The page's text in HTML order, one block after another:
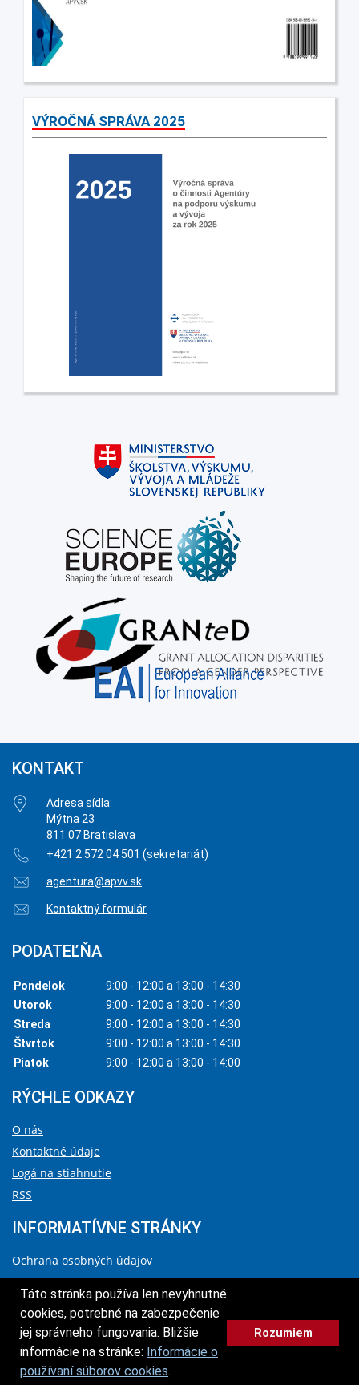
Táto stránka používa len nevyhnutné
cookies, potrebné na zabezpečenie
jej správneho fungovania. Bližšie
informácie na stránke: Informácie o
používaní súborov cookies.
Rozumiem
VÝROČNÁ SPRÁVA 2025
KONTAKT
Adresa sídla:
Mýtna 23
811 07 Bratislava
+421 2 572 04 501 (sekretariát)
agentura@apvv.sk
Kontaktný formulár
PODATEĽŇA
Pondelok
9:00 - 12:00 a 13:00 - 14:30
Utorok
9:00 - 12:00 a 13:00 - 14:30
Streda
9:00 - 12:00 a 13:00 - 14:30
Štvrtok
9:00 - 12:00 a 13:00 - 14:30
Piatok
9:00 - 12:00 a 13:00 - 14:00
RÝCHLE ODKAZY
O nás
Kontaktné údaje
Logá na stiahnutie
RSS
INFORMATÍVNE STRÁNKY
Ochrana osobných údajov
Informácie o súboroch cookies
Vyhlásenie o prístupnosti
Správca obsahu a technický prevádzkovateľ
© 2026 Agentúra na podporu výskumu a vývoja
HORE